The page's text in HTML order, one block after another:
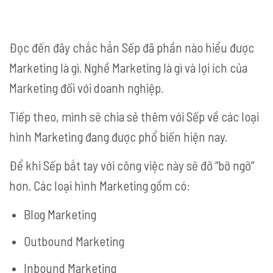
Đọc đến đây chắc hẳn Sếp đã phần nào hiểu được
Marketing là gì. Nghề Marketing là gì và lợi ích của
Marketing đối với doanh nghiệp.
Tiếp theo, mình sẽ chia sẻ thêm với Sếp về các loại
hình Marketing đang được phổ biến hiện nay.
Để khi Sếp bắt tay với công việc này sẽ đỡ “bỡ ngỡ”
hơn. Các loại hình Marketing gồm có:
Blog Marketing
Outbound Marketing
Inbound Marketing